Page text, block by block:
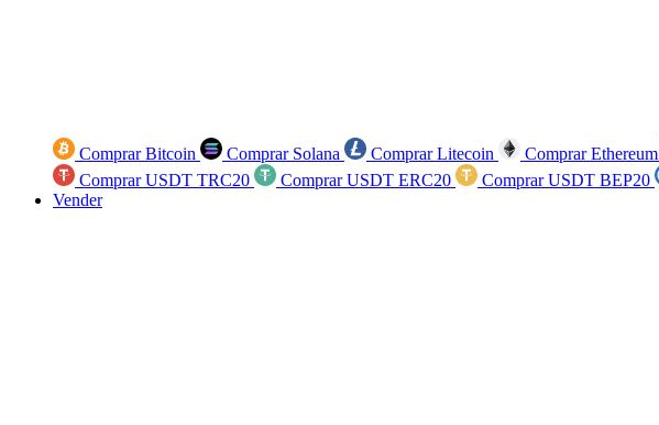
Comprar Bitcoin Comprar Solana Comprar Litecoin Comprar Ethereum
Comprar USDT TRC20
Comprar USDT ERC20 Comprar USDT BEP20
Vender